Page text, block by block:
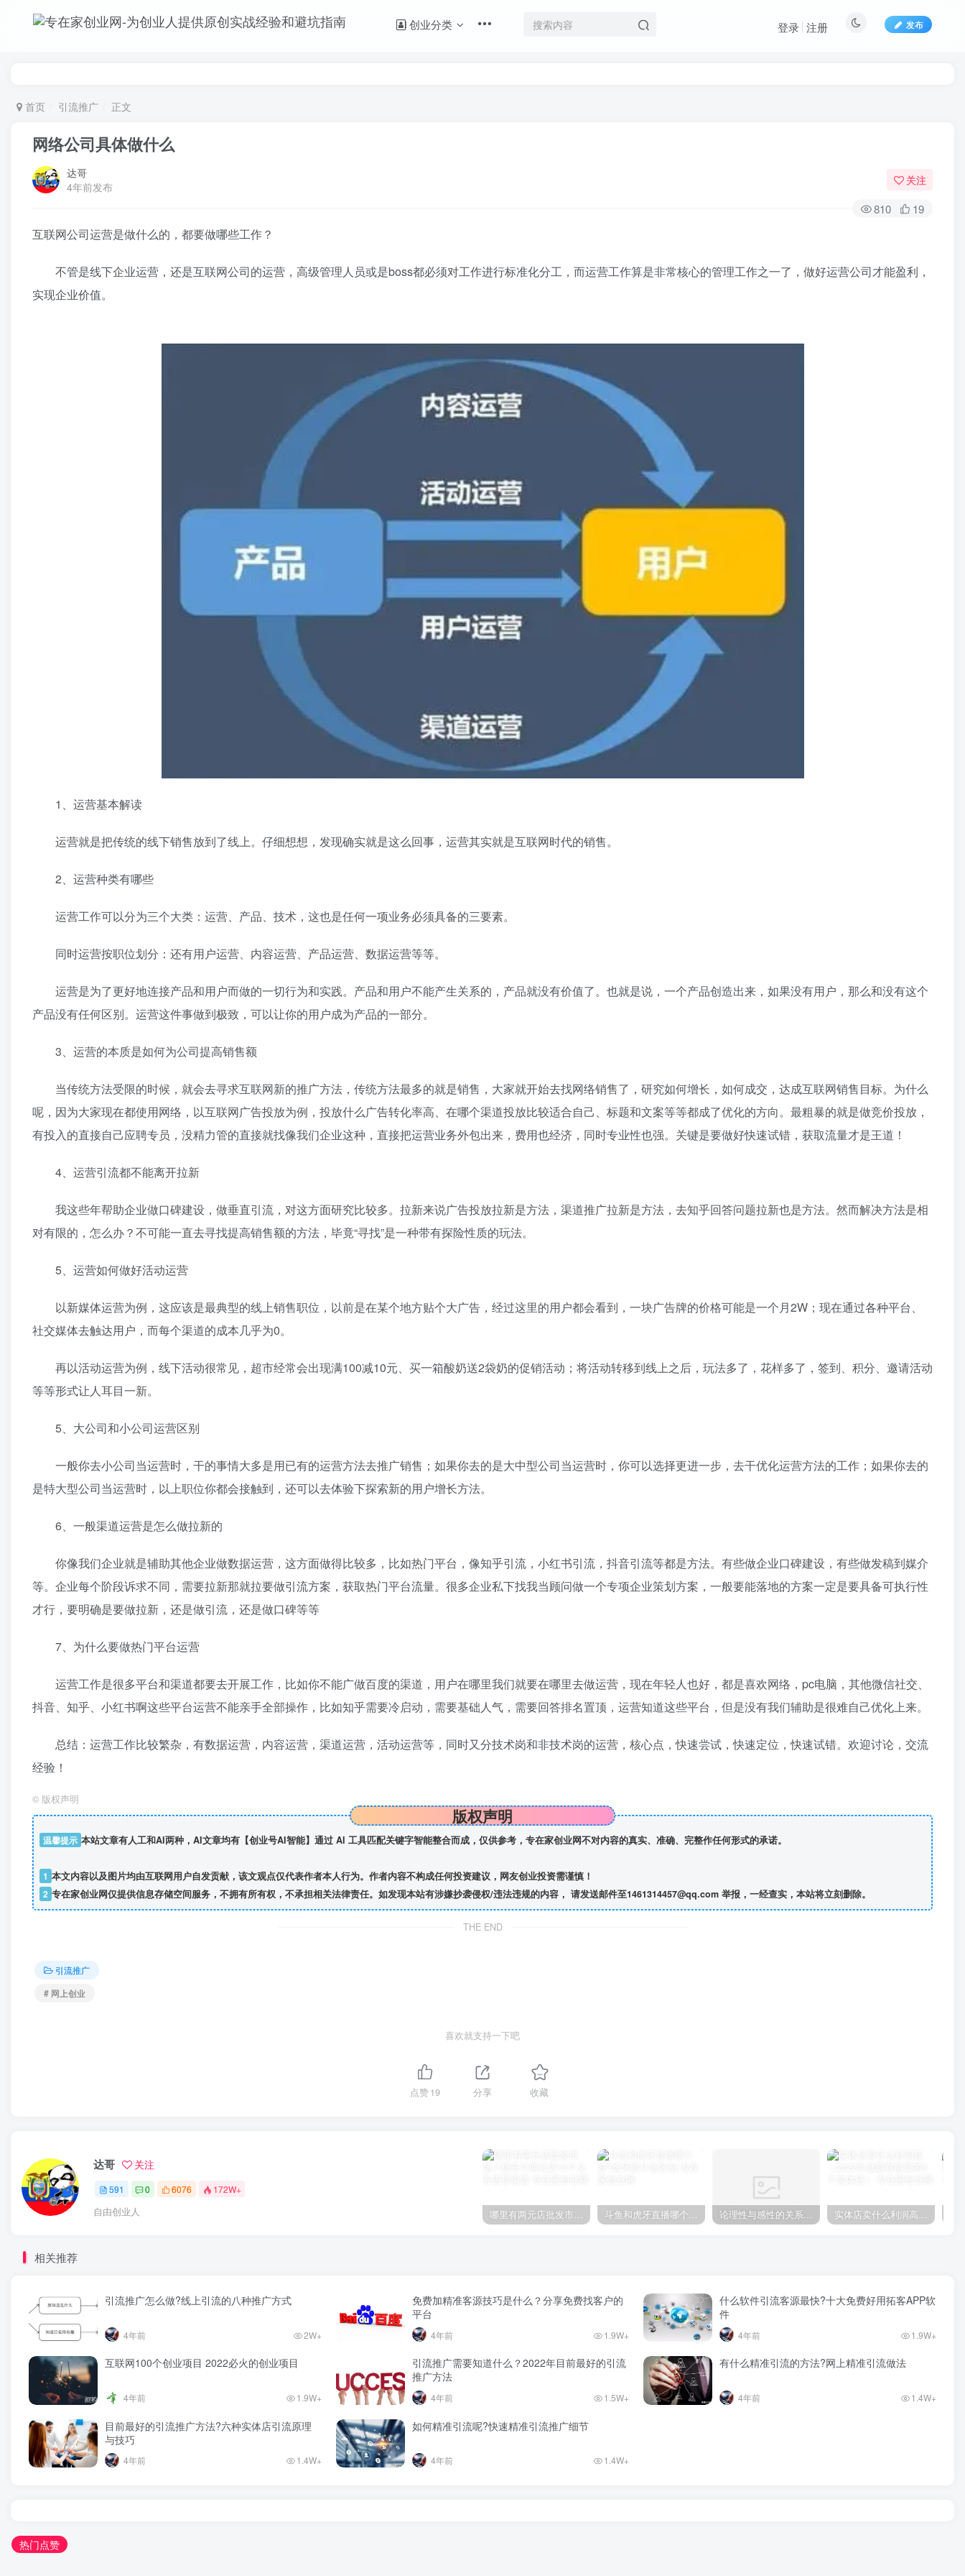
创业分类 发布
登录 注册
首页 引流推广 正文
网络公司具体做什么
达哥
4年前发布
关注
810 19
互联网公司运营是做什么的，都要做哪些工作？
不管是线下企业运营，还是互联网公司的运营，高级管理人员或是boss都必须对工作进行标准化分工，而运营工作算是非常核心的管理工作之一了，做好运营公司才能盈利，
实现企业价值。
1、运营基本解读
运营就是把传统的线下销售放到了线上。仔细想想，发现确实就是这么回事，运营其实就是互联网时代的销售。
2、运营种类有哪些
运营工作可以分为三个大类：运营、产品、技术，这也是任何一项业务必须具备的三要素。
同时运营按职位划分：还有用户运营、内容运营、产品运营、数据运营等等。
运营是为了更好地连接产品和用户而做的一切行为和实践。产品和用户不能产生关系的，产品就没有价值了。也就是说，一个产品创造出来，如果没有用户，那么和没有这个
产品没有任何区别。运营这件事做到极致，可以让你的用户成为产品的一部分。
3、运营的本质是如何为公司提高销售额
当传统方法受限的时候，就会去寻求互联网新的推广方法，传统方法最多的就是销售，大家就开始去找网络销售了，研究如何增长，如何成交，达成互联网销售目标。为什么
呢，因为大家现在都使用网络，以互联网广告投放为例，投放什么广告转化率高、在哪个渠道投放比较适合自己、标题和文案等等都成了优化的方向。最粗暴的就是做竞价投放，
有投入的直接自己应聘专员，没精力管的直接就找像我们企业这种，直接把运营业务外包出来，费用也经济，同时专业性也强。关键是要做好快速试错，获取流量才是王道！
4、运营引流都不能离开拉新
我这些年帮助企业做口碑建设，做垂直引流，对这方面研究比较多。拉新来说广告投放拉新是方法，渠道推广拉新是方法，去知乎回答问题拉新也是方法。然而解决方法是相
对有限的，怎么办？不可能一直去寻找提高销售额的方法，毕竟“寻找”是一种带有探险性质的玩法。
5、运营如何做好活动运营
以新媒体运营为例，这应该是最典型的线上销售职位，以前是在某个地方贴个大广告，经过这里的用户都会看到，一块广告牌的价格可能是一个月2W；现在通过各种平台、
社交媒体去触达用户，而每个渠道的成本几乎为0。
再以活动运营为例，线下活动很常见，超市经常会出现满100减10元、买一箱酸奶送2袋奶的促销活动；将活动转移到线上之后，玩法多了，花样多了，签到、积分、邀请活动
等等形式让人耳目一新。
5、大公司和小公司运营区别
一般你去小公司当运营时，干的事情大多是用已有的运营方法去推广销售；如果你去的是大中型公司当运营时，你可以选择更进一步，去干优化运营方法的工作；如果你去的
是特大型公司当运营时，以上职位你都会接触到，还可以去体验下探索新的用户增长方法。
6、一般渠道运营是怎么做拉新的
你像我们企业就是辅助其他企业做数据运营，这方面做得比较多，比如热门平台，像知乎引流，小红书引流，抖音引流等都是方法。有些做企业口碑建设，有些做发稿到媒介
等。企业每个阶段诉求不同，需要拉新那就拉要做引流方案，获取热门平台流量。很多企业私下找我当顾问做一个专项企业策划方案，一般要能落地的方案一定是要具备可执行性
才行，要明确是要做拉新，还是做引流，还是做口碑等等
7、为什么要做热门平台运营
运营工作是很多平台和渠道都要去开展工作，比如你不能广做百度的渠道，用户在哪里我们就要在哪里去做运营，现在年轻人也好，都是喜欢网络，pc电脑，其他微信社交、
抖音、知乎、小红书啊这些平台运营不能亲手全部操作，比如知乎需要冷启动，需要基础人气，需要回答排名置顶，运营知道这些平台，但是没有我们辅助是很难自己优化上来。
总结：运营工作比较繁杂，有数据运营，内容运营，渠道运营，活动运营等，同时又分技术岗和非技术岗的运营，核心点，快速尝试，快速定位，快速试错。欢迎讨论，交流
经验！
© 版权声明
版权声明
温馨提示 本站文章有人工和AI两种，AI文章均有【创业号AI智能】通过 AI 工具匹配关键字智能整合而成，仅供参考，专在家创业网不对内容的真实、准确、完整作任何形式的承诺。
1 本文内容以及图片均由互联网用户自发贡献，该文观点仅代表作者本人行为。作者内容不构成任何投资建议，网友创业投资需谨慎！
2 专在家创业网仅提供信息存储空间服务，不拥有所有权，不承担相关法律责任。如发现本站有涉嫌抄袭侵权/违法违规的内容， 请发送邮件至1461314457@qq.com 举报，一经查实，本站将立刻删除。
THE END
引流推广
# 网上创业
喜欢就支持一下吧
点赞19 分享 收藏
达哥 关注
591 0 6076 172W+
自由创业人 哪里有两元店批发市场？想开个两元店10个义务进货渠道 斗鱼和虎牙直播哪个好?虎牙跟斗鱼区别 论理性与感性的关系(论理性与感性的重要总结) 实体店卖什么利润高（2022年做最有前景的6个实体店）
相关推荐
引流推广怎么做?线上引流的八种推广方式
4年前 2W+
免费加精准客源技巧是什么？分享免费找客户的
平台
4年前 1.9W+
什么软件引流客源最快?十大免费好用拓客APP软
件
4年前 1.9W+
互联网100个创业项目 2022必火的创业项目
4年前 1.9W+
引流推广需要知道什么？2022年目前最好的引流
推广方法
4年前 1.5W+
有什么精准引流的方法?网上精准引流做法
4年前 1.4W+
目前最好的引流推广方法?六种实体店引流原理
与技巧
4年前 1.4W+
如何精准引流呢?快速精准引流推广细节
4年前 1.4W+
热门点赞